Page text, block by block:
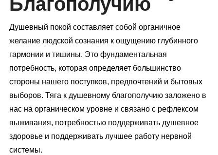
Душевный покой составляет собой органичное
желание людской сознания к ощущению глубинного
гармонии и тишины. Это фундаментальная
потребность, которая определяет большинство
стороны нашего поступков, предпочтений и бытовых
выборов. Тяга к душевному благополучию заложено в
нас на органическом уровне и связано с рефлексом
выживания, потребностью поддерживать душевное
здоровье и поддерживать лучшее работу нервной
системы.